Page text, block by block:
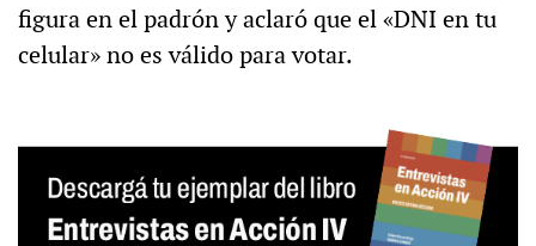
figura en el padrón y aclaró que el «DNI en tu
celular» no es válido para votar.